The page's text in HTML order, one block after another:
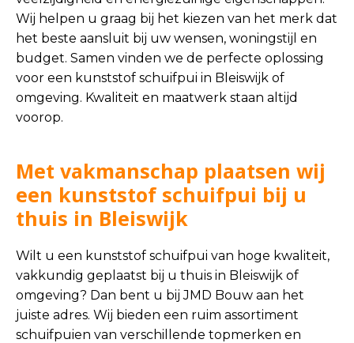
Wij helpen u graag bij het kiezen van het merk dat
het beste aansluit bij uw wensen, woningstijl en
budget. Samen vinden we de perfecte oplossing
voor een kunststof schuifpui in Bleiswijk of
omgeving. Kwaliteit en maatwerk staan altijd
voorop.
Met vakmanschap plaatsen wij
een kunststof schuifpui bij u
thuis in Bleiswijk
Wilt u een kunststof schuifpui van hoge kwaliteit,
vakkundig geplaatst bij u thuis in Bleiswijk of
omgeving? Dan bent u bij JMD Bouw aan het
juiste adres. Wij bieden een ruim assortiment
schuifpuien van verschillende topmerken en